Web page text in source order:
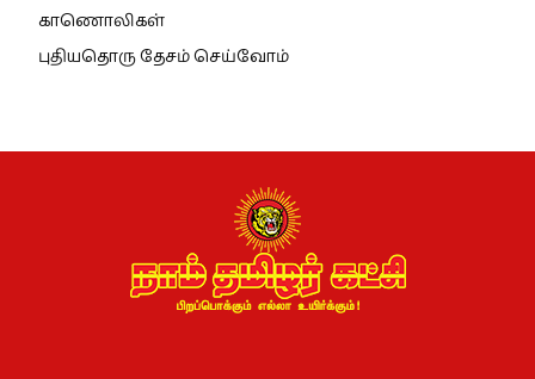
காணொலிகள்
புதியதொரு தேசம் செய்வோம்